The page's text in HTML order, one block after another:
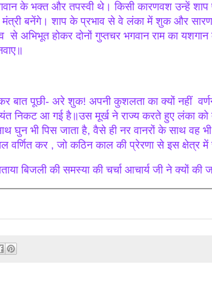
के भक्त और तपस्वी थे। किसी कारणवश उन्हें शाप
बनेंगे। शाप के प्रभाव से वे लंका में शुक और सारण
से अभिभूत होकर दोनों गुप्तचर भगवान राम का
बात पूछी- अरे शुक! अपनी कुशलता का क्यों नहीं
निकट आ गई है॥उस मूर्ख ने राज्य करते हुए लंका को
घुन भी पिस जाता है, वैसे ही नर वानरों के साथ वह भी
वर्णित कर , जो कठिन काल की प्रेरणा से इस क्षेत्र
बिजली की समस्या की चर्चा आचार्य जी ने क्यों की